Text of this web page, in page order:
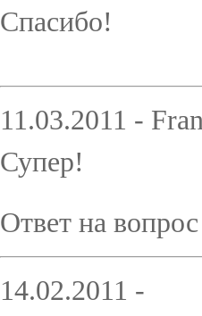
Спасибо!
11.03.2011 -
Супер!
Ответ на
14.02.2011 -